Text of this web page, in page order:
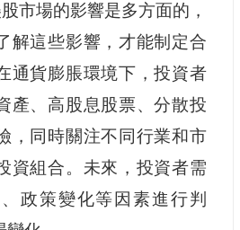
市場的影響是多方面的，
解這些影響，才能制定合
通貨膨脹環境下，投資者
產、高股息股票、分散投
，同時關注不同行業和市
資組合。未來，投資者需
政策變化等因素進行判